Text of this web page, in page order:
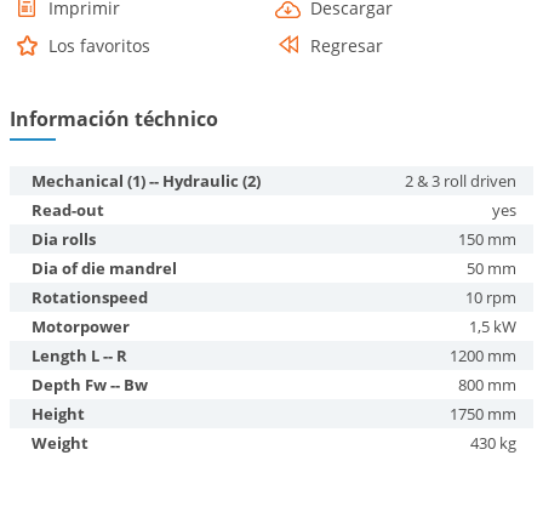
Imprimir
Descargar
Los favoritos
Regresar
Información téchnico
Mechanical (1) -- Hydraulic (2)
2 & 3 roll driven
Read-out
yes
Dia rolls
150 mm
Dia of die mandrel
50 mm
Rotationspeed
10 rpm
Motorpower
1,5 kW
Length L -- R
1200 mm
Depth Fw -- Bw
800 mm
Height
1750 mm
Weight
430 kg